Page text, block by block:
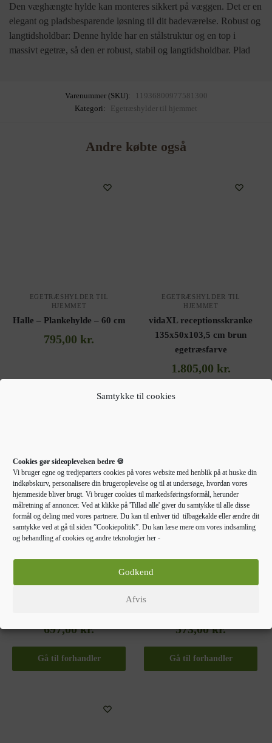
Samtykke til cookies
Cookies gør sideoplevelsen bedre 🍪
Vi bruger egne og tredjeparters cookies på vores website med henblik på at huske din
indkøbskurv, personalisere din brugeroplevelse og til at undersøge, hvordan vores
hjemmeside bliver brugt. Vi bruger cookies til markedsføringsformål, herunder
målretning af annoncer. Ved at klikke på 'Tillad alle' giver du samtykke til alle disse
formål og deling med vores partnere. Du kan til enhver tid tilbagekalde eller ændre dit
samtykke ved at gå til siden ”Cookiepolitik”. Du kan læse mere om vores indsamling
og behandling af cookies og andre teknologier her -
Godkend
Afvis
Den væghængte hylde kan monteres sikkert på væggen. Det er en
elegant og pladsbesparende løsning til dit badeværelse. Robust og
langtidsholdbar: Denne hylde har en stålstruktur og en top i
massivt egetræ, så den er robust, stabil og langtidsholdbar. Plad
Varenummer (SKU):
11936800977581300
Kategori:
Egetræshylder til hjemmet
Andre købte også
EGETRÆSHYLDER TIL
HJEMMET
Halle – Plankehylde – 60 cm
795,00 kr.
Gå til forhandler
EGETRÆSHYLDER TIL
HJEMMET
vidaXL receptionsskranke
135x50x103,5 cm brun
egetræsfarve
1.805,00 kr.
Gå til forhandler
697,00kr.
Gå til forhandler
573,00kr.
Gå til forhandler